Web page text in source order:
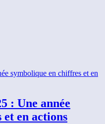
: Une année
en actions